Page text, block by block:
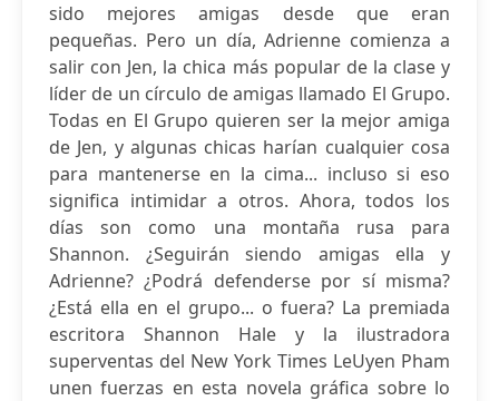
sido mejores amigas desde que eran
pequeñas. Pero un día, Adrienne comienza a
salir con Jen, la chica más popular de la clase y
líder de un círculo de amigas llamado El Grupo.
Todas en El Grupo quieren ser la mejor amiga
de Jen, y algunas chicas harían cualquier cosa
para mantenerse en la cima... incluso si eso
significa intimidar a otros. Ahora, todos los
días son como una montaña rusa para
Shannon. ¿Seguirán siendo amigas ella y
Adrienne? ¿Podrá defenderse por sí misma?
¿Está ella en el grupo... o fuera? La premiada
escritora Shannon Hale y la ilustradora
superventas del New York Times LeUyen Pham
unen fuerzas en esta novela gráfica sobre lo